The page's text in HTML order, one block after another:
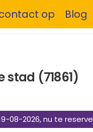
op Blog
stad (71861)
08-2026, nu te